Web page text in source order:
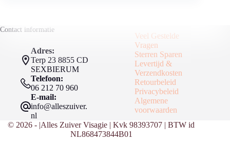
Contact informatie
Adres:
Terp 23 8855 CD
SEXBIERUM
Telefoon:
06 212 70 960
E-mail:
info@alleszuiver.
nl
Veel Gestelde
Vragen
Sterren Sparen
Levertijd &
Verzendkosten
Retourbeleid
Privacybeleid
Algemene
voorwaarden
© 2026 - |Alles Zuiver Visagie | Kvk 98393707 | BTW id
NL868473844B01